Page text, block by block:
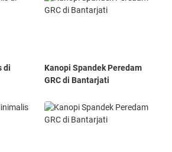
di
Kanopi Spandek Peredam
GRC di Bantarjati